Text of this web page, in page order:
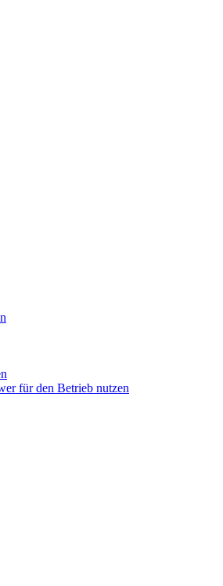
für den Betrieb nutzen